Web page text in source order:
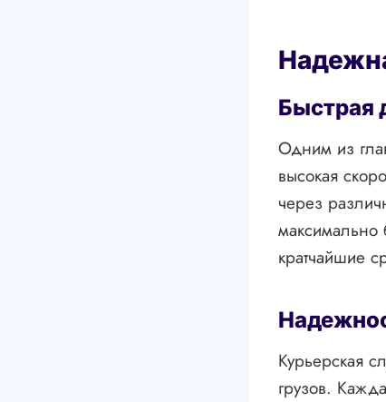
Быстрая
Одним из
высокая
через
максимально
кратчайшие
Курьерская
грузов.